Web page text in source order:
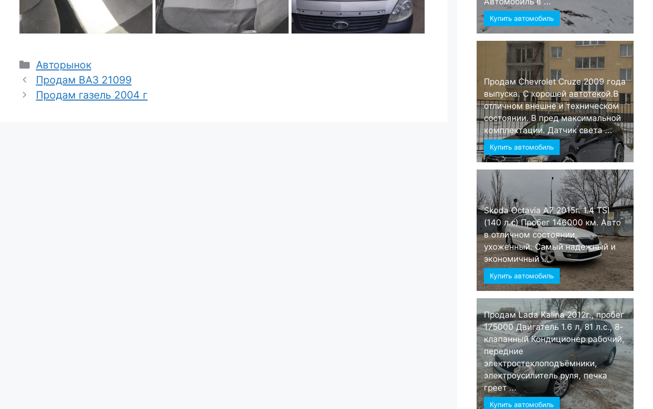
Рубрики
Авторынок
Продам ВАЗ 21099
Продам газель 2004 г
Купить автомобиль
Продам Chevrolet Cruze 2009 года
выпуска. С хорошей автотекой.В
отличном внешне и техническом
состоянии. В пред максимальной
комплектации. Датчик света ...
Купить автомобиль
Skoda Octavia А7 2015г. 1.4 TSI
(140 л.с) Пробег 146000 км. Авто
в отличном состоянии,
ухоженный. Самый надежный и
экономичный ...
Купить автомобиль
Продам Lada Kalina 2012г., пробег
175000 Двигатель 1.6 л, 81 л.с., 8-
клапанный Кондиционер рабочий,
передние
электростеклоподъёмники,
электроусилитель руля, печка
греет ...
Купить автомобиль